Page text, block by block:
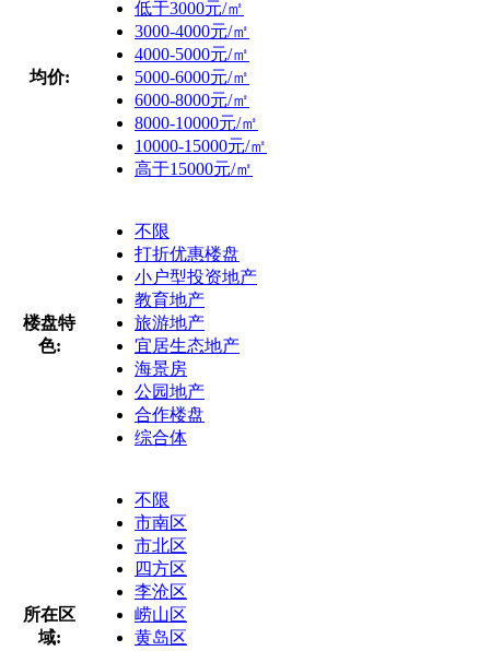
均价:
低于3000元/㎡
3000-4000元/㎡
4000-5000元/㎡
5000-6000元/㎡
6000-8000元/㎡
8000-10000元/㎡
10000-15000元/㎡
高于15000元/㎡
楼盘特
色:
不限
打折优惠楼盘
小户型投资地产
教育地产
旅游地产
宜居生态地产
海景房
公园地产
合作楼盘
综合体
所在区
域:
不限
市南区
市北区
四方区
李沧区
崂山区
黄岛区